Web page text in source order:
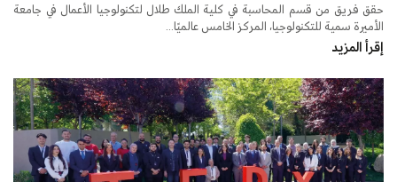
حقق فريق من قسم المحاسبة في كلية الملك طلال لتكنولوجيا الأعمال في جامعة
الأميرة سمية للتكنولوجيا، المركز الخامس عالميًا...
إقرأ المزيد